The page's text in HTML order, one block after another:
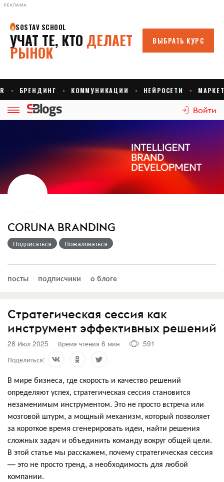
РЕКЛАМА
Войти
CORUNA BRANDING
Подписаться Пожаловаться
посты подписчики о блоге
Стратегическая сессия как
инструмент эффективных решений
28 Июл 2025 Время чтения 6 мин
591
Поделиться:
В мире бизнеса, где скорость и качество решений
определяют успех, стратегическая сессия становится
незаменимым инструментом. Это не просто встреча или
мозговой штурм, а мощный механизм, который позволяет
за короткое время сгенерировать идеи, найти решения
сложных задач и объединить команду вокруг общей цели.
В этой статье мы расскажем, почему стратегическая сессия
— это не просто тренд, а необходимость для любой
компании.